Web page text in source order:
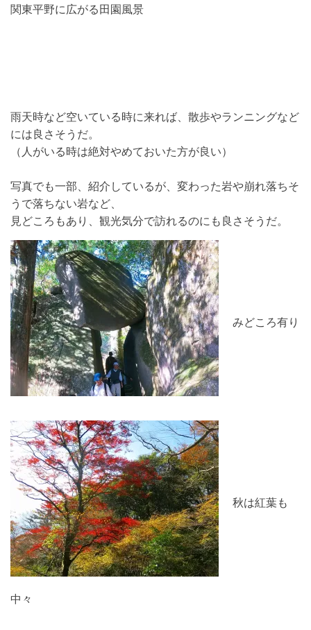
関東平野に広がる田園風景
雨天時など空いている時に来れば、散歩やランニングなど
には良さそうだ。
（人がいる時は絶対やめておいた方が良い）
写真でも一部、紹介しているが、変わった岩や崩れ落ちそ
うで落ちない岩など、
見どころもあり、観光気分で訪れるのにも良さそうだ。
みどころ有り
秋は紅葉も
中々